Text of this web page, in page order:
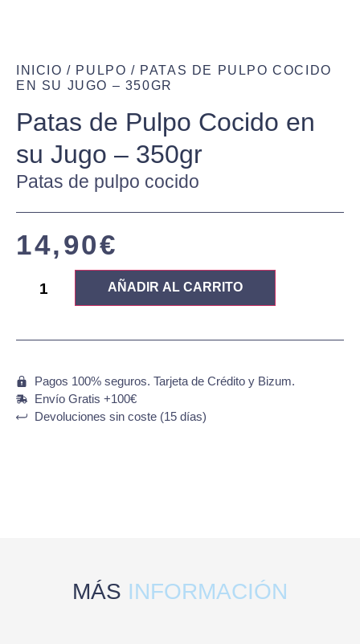
INICIO / PULPO / PATAS DE PULPO COCIDO
EN SU JUGO – 350GR
Patas de Pulpo Cocido en
su Jugo – 350gr
Patas de pulpo cocido
14,90€
AÑADIR AL CARRITO
Pagos 100% seguros. Tarjeta de Crédito y Bizum.
Envío Gratis +100€
Devoluciones sin coste (15 días)
MÁS INFORMACIÓN